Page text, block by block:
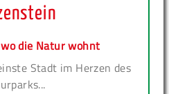
die Natur wohnt
Stadt im Herzen des